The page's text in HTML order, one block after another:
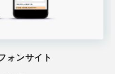
ォンサイト